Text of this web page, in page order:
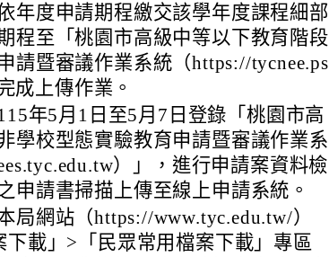
年度申請期程繳交該學年度課程細部
程至「桃園市高級中等以下教育階段
請暨審議作業系統（https://tycnee.ps
成上傳作業。
年5月1日至5月7日登錄「桃園市高
學校型態實驗教育申請暨審議作業系
）」，進行申請案資料檢
申請書掃描上傳至線上申請系統。
局網站（https://www.tyc.edu.tw/）
下載」>「民眾常用檔案下載」專區